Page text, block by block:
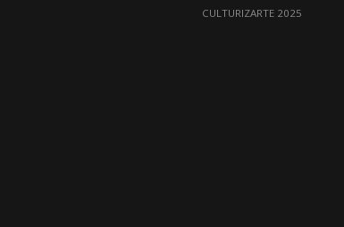
CULTURIZARTE 2025